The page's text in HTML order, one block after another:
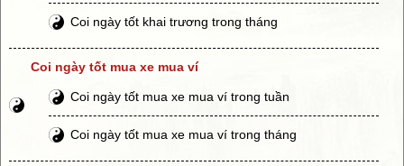
Coi ngày tốt khai trương trong tháng
Coi ngày tốt mua xe mua ví
Coi ngày tốt mua xe mua ví trong tuần
Coi ngày tốt mua xe mua ví trong tháng